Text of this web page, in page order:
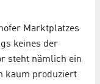
Marktplatzes
keines der
steht nämlich ein
kaum produziert